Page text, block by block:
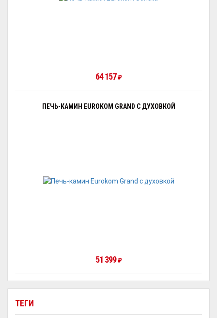
ТЕГИ
64 157₽
ПЕЧЬ-КАМИН EUROKOM GRAND С ДУХОВКОЙ
51 399₽